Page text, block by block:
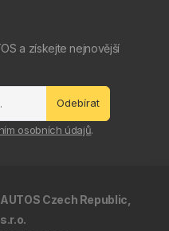
a získejte nejnovější
Odebírat
osobních údajů.
AUTOS Czech Republic,
s.r.o.